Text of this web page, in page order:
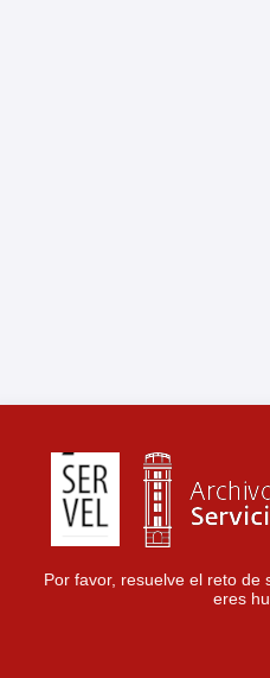
Por favor, resuelve el reto de
eres